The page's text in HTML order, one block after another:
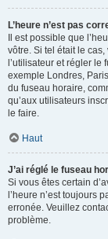
L’heure n’est pas
Il est possible que
vôtre. Si tel était le
l’utilisateur et régler
exemple Londres,
du fuseau horaire,
qu’aux utilisateurs
le faire.
Haut
J’ai réglé le fuseau
Si vous êtes certain
l’heure n’est toujours
erronée. Veuillez
problème.